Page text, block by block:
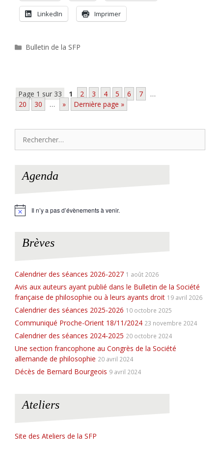
LinkedIn Imprimer
Catégories
Bulletin de la SFP
Page 1 sur 33 1 2 3 4 5 6 7
…
20
30 … » Dernière page »
Agenda
N
Il n’y a pas d’évènements à venir.
Brèves
Calendrier des séances 2026-2027 1 août 2026
Avis aux auteurs ayant publié dans le Bulletin de la Société
française de philosophie ou à leurs ayants droit 19 avril 2026
Calendrier des séances 2025-2026 10 octobre 2025
Communiqué Proche-Orient 18/11/2024 23 novembre 2024
Calendrier des séances 2024-2025 20 octobre 2024
Une section francophone au Congrès de la Société
allemande de philosophie 20 avril 2024
Décès de Bernard Bourgeois 9 avril 2024
Ateliers
Site des Ateliers de la SFP